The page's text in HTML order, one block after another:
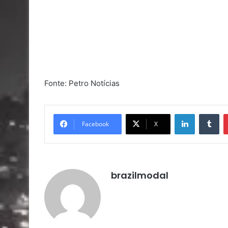
Fonte: Petro Notícias
Facebook X
Linkedin
brazilmodal